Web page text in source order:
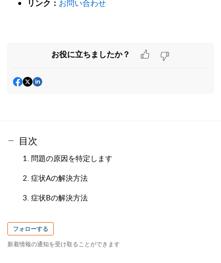
リンク： お問い合わせ
お役に立ちましたか？
目次
1. 問題の原因を特定します
2. 症状Aの解決方法
3. 症状Bの解決方法
フォローする
新着情報の通知を受け取ることができます